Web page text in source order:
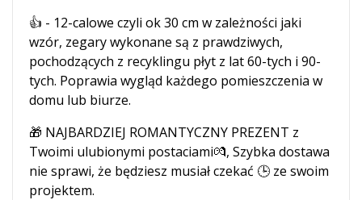
👍 - 12-calowe czyli ok 30 cm w zależności jaki
wzór, zegary wykonane są z prawdziwych,
pochodzących z recyklingu płyt z lat 60-tych i 90-
tych. Poprawia wygląd każdego pomieszczenia w
domu lub biurze.
🎁 NAJBARDZIEJ ROMANTYCZNY PREZENT z
Twoimi ulubionymi postaciami💏, Szybka dostawa
nie sprawi, że będziesz musiał czekać 🕒 ze swoim
projektem.